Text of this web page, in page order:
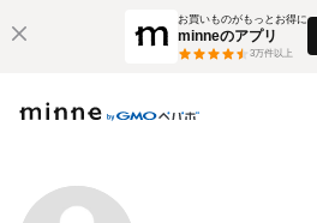
お買いものがもっとお得に
minneのアプリ
3万件以上